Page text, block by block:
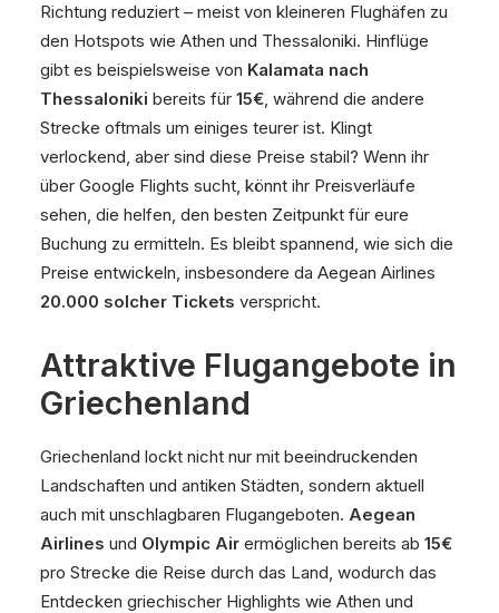
Richtung reduziert – meist von kleineren Flughäfen zu
den Hotspots wie Athen und Thessaloniki. Hinflüge
gibt es beispielsweise von Kalamata nach
Thessaloniki bereits für 15€, während die andere
Strecke oftmals um einiges teurer ist. Klingt
verlockend, aber sind diese Preise stabil? Wenn ihr
über Google Flights sucht, könnt ihr Preisverläufe
sehen, die helfen, den besten Zeitpunkt für eure
Buchung zu ermitteln. Es bleibt spannend, wie sich die
Preise entwickeln, insbesondere da Aegean Airlines
20.000 solcher Tickets verspricht.
Attraktive Flugangebote in
Griechenland
Griechenland lockt nicht nur mit beeindruckenden
Landschaften und antiken Städten, sondern aktuell
auch mit unschlagbaren Flugangeboten. Aegean
Airlines und Olympic Air ermöglichen bereits ab 15€
pro Strecke die Reise durch das Land, wodurch das
Entdecken griechischer Highlights wie Athen und